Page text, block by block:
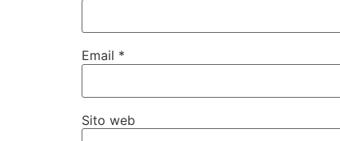
Email *
Sito web